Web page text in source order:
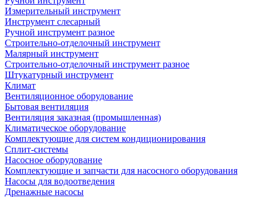
Измерительный инструмент
Инструмент слесарный
Ручной инструмент разное
Строительно-отделочный инструмент
Малярный инструмент
Строительно-отделочный инструмент разное
Штукатурный инструмент
Климат
Вентиляционное оборудование
Бытовая вентиляция
Вентиляция заказная (промышленная)
Климатическое оборудование
Комплектующие для систем кондиционирования
Сплит-системы
Насосное оборудование
Комплектующие и запчасти для насосного оборудования
Насосы для водоотведения
Дренажные насосы